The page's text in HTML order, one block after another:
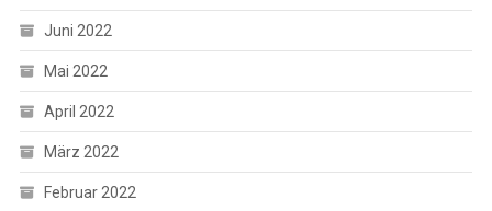
Juni 2022
Mai 2022
April 2022
März 2022
Februar 2022